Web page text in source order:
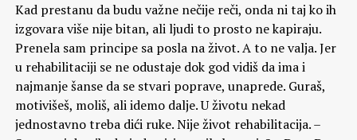
Kad prestanu da budu važne nečije reči, onda ni taj ko ih
izgovara više nije bitan, ali ljudi to prosto ne kapiraju.
Prenela sam principe sa posla na život. A to ne valja. Jer
u rehabilitaciji se ne odustaje dok god vidiš da ima i
najmanje šanse da se stvari poprave, unaprede. Guraš,
motivišeš, moliš, ali idemo dalje. U životu nekad
jednostavno treba dići ruke. Nije život rehabilitacija. –